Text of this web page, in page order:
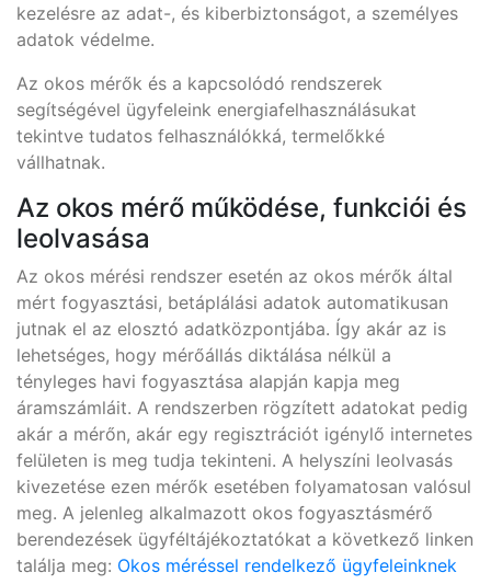
kezelésre az adat-, és kiberbiztonságot, a személyes
adatok védelme.
Az okos mérők és a kapcsolódó rendszerek
segítségével ügyfeleink energiafelhasználásukat
tekintve tudatos felhasználókká, termelőkké
vállhatnak.
Az okos mérő működése, funkciói és
leolvasása
Az okos mérési rendszer esetén az okos mérők által
mért fogyasztási, betáplálási adatok automatikusan
jutnak el az elosztó adatközpontjába. Így akár az is
lehetséges, hogy mérőállás diktálása nélkül a
tényleges havi fogyasztása alapján kapja meg
áramszámláit. A rendszerben rögzített adatokat pedig
akár a mérőn, akár egy regisztrációt igénylő internetes
felületen is meg tudja tekinteni. A helyszíni leolvasás
kivezetése ezen mérők esetében folyamatosan valósul
meg. A jelenleg alkalmazott okos fogyasztásmérő
berendezések ügyféltájékoztatókat a következő linken
találja meg: Okos méréssel rendelkező ügyfeleinknek